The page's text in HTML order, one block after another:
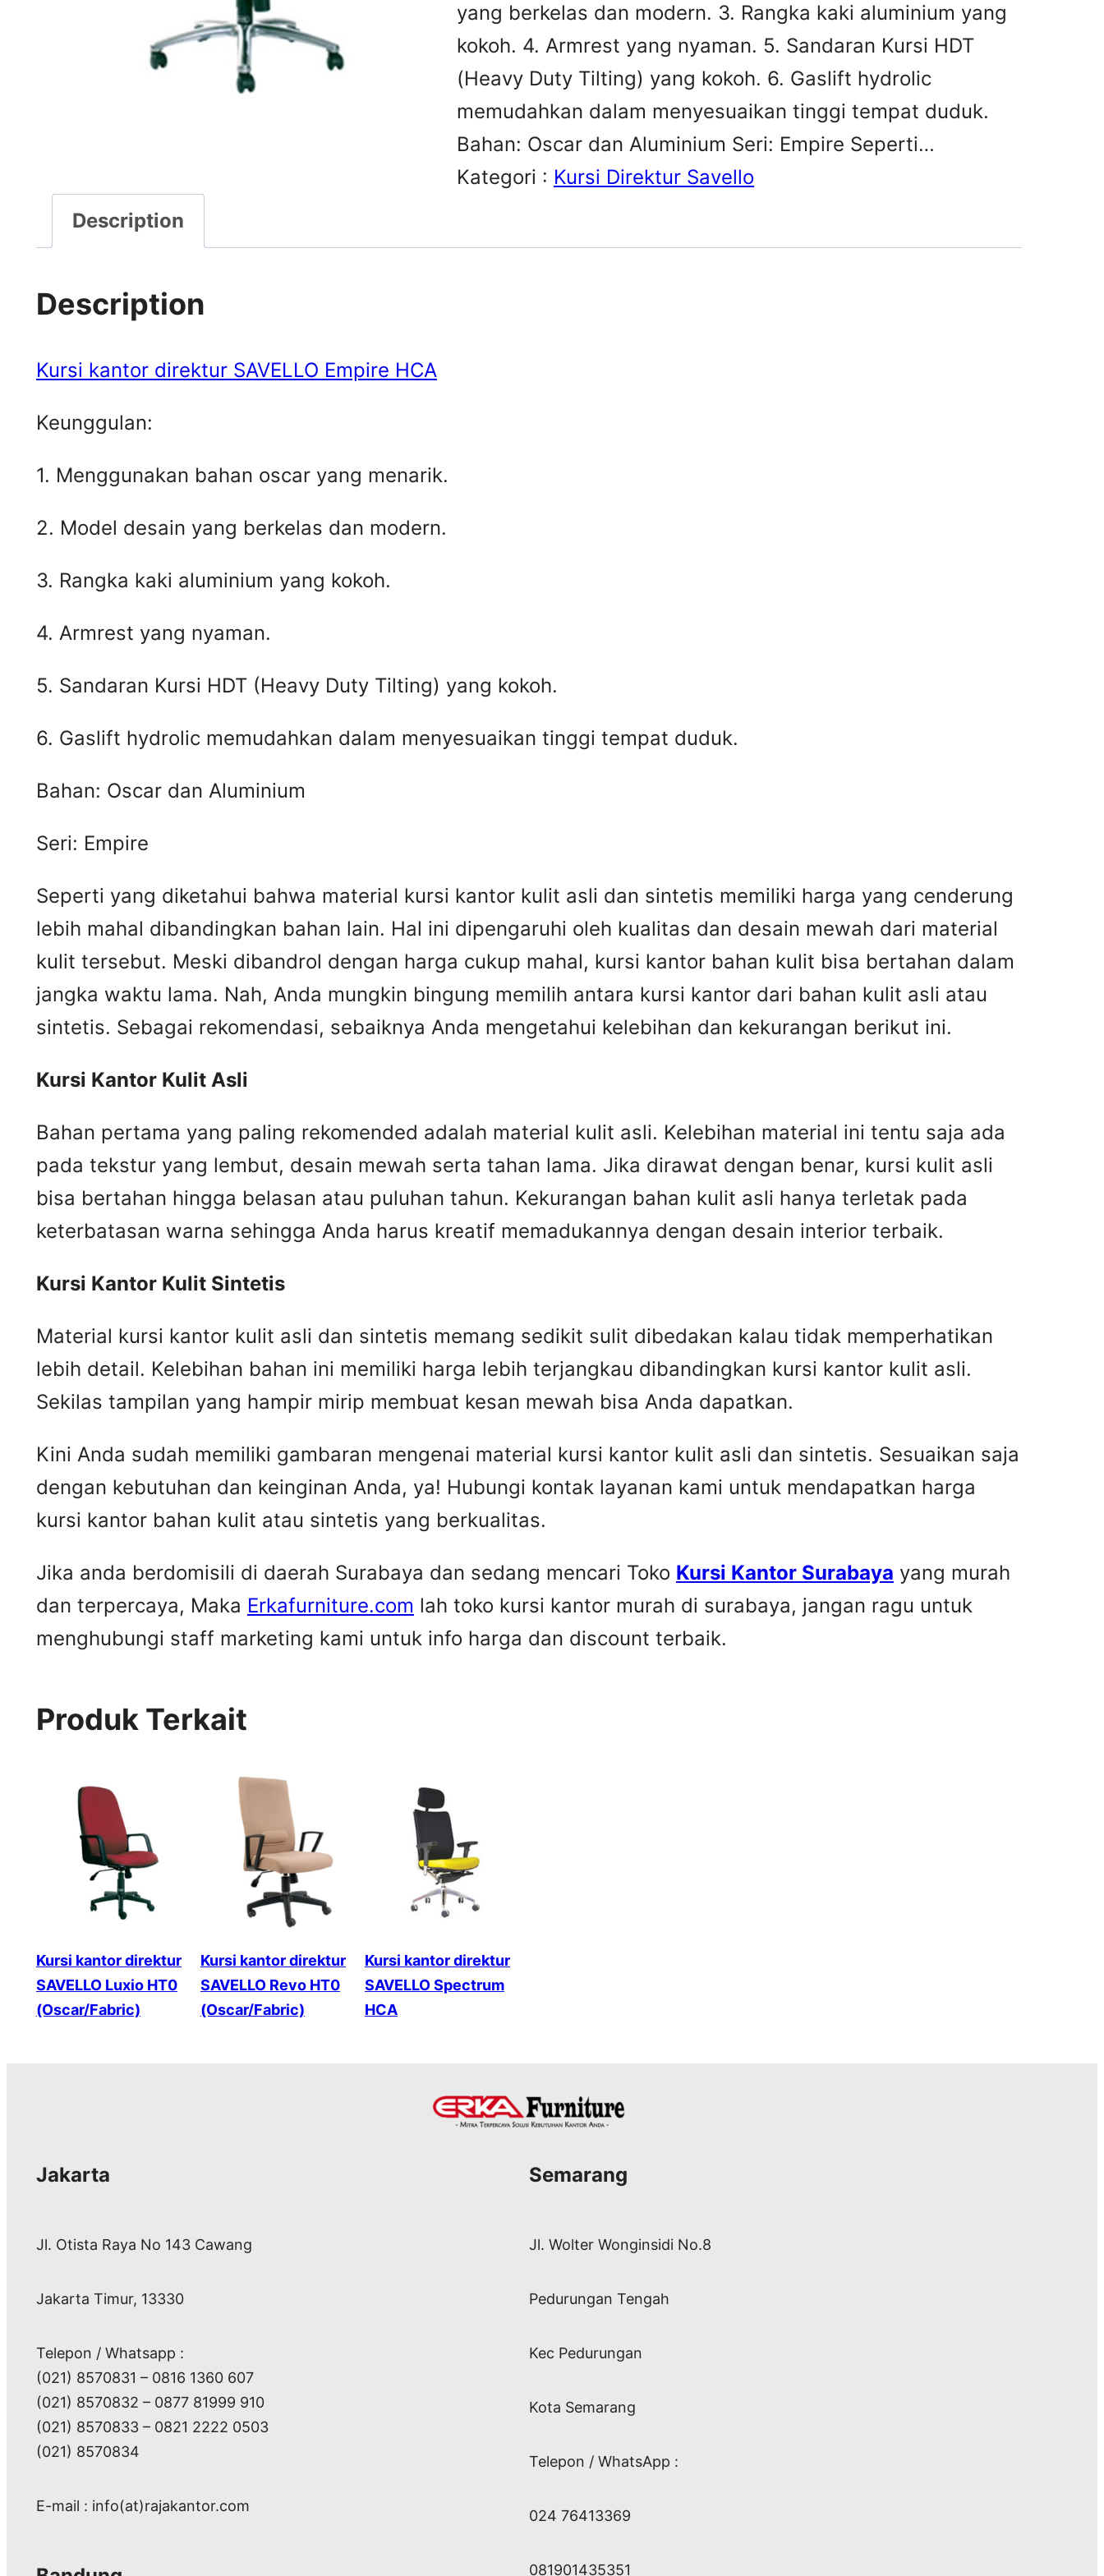
yang berkelas dan modern. 3. Rangka kaki aluminium yang
kokoh. 4. Armrest yang nyaman. 5. Sandaran Kursi HDT
(Heavy Duty Tilting) yang kokoh. 6. Gaslift hydrolic
memudahkan dalam menyesuaikan tinggi tempat duduk.
Bahan: Oscar dan Aluminium Seri: Empire Seperti…
Kategori : Kursi Direktur Savello
Description
Description
Kursi kantor direktur SAVELLO Empire HCA
Keunggulan:
1. Menggunakan bahan oscar yang menarik.
2. Model desain yang berkelas dan modern.
3. Rangka kaki aluminium yang kokoh.
4. Armrest yang nyaman.
5. Sandaran Kursi HDT (Heavy Duty Tilting) yang kokoh.
6. Gaslift hydrolic memudahkan dalam menyesuaikan tinggi tempat duduk.
Bahan: Oscar dan Aluminium
Seri: Empire
Seperti yang diketahui bahwa material kursi kantor kulit asli dan sintetis memiliki harga yang cenderung
lebih mahal dibandingkan bahan lain. Hal ini dipengaruhi oleh kualitas dan desain mewah dari material
kulit tersebut. Meski dibandrol dengan harga cukup mahal, kursi kantor bahan kulit bisa bertahan dalam
jangka waktu lama. Nah, Anda mungkin bingung memilih antara kursi kantor dari bahan kulit asli atau
sintetis. Sebagai rekomendasi, sebaiknya Anda mengetahui kelebihan dan kekurangan berikut ini.
Kursi Kantor Kulit Asli
Bahan pertama yang paling rekomended adalah material kulit asli. Kelebihan material ini tentu saja ada
pada tekstur yang lembut, desain mewah serta tahan lama. Jika dirawat dengan benar, kursi kulit asli
bisa bertahan hingga belasan atau puluhan tahun. Kekurangan bahan kulit asli hanya terletak pada
keterbatasan warna sehingga Anda harus kreatif memadukannya dengan desain interior terbaik.
Kursi Kantor Kulit Sintetis
Material kursi kantor kulit asli dan sintetis memang sedikit sulit dibedakan kalau tidak memperhatikan
lebih detail. Kelebihan bahan ini memiliki harga lebih terjangkau dibandingkan kursi kantor kulit asli.
Sekilas tampilan yang hampir mirip membuat kesan mewah bisa Anda dapatkan.
Kini Anda sudah memiliki gambaran mengenai material kursi kantor kulit asli dan sintetis. Sesuaikan saja
dengan kebutuhan dan keinginan Anda, ya! Hubungi kontak layanan kami untuk mendapatkan harga
kursi kantor bahan kulit atau sintetis yang berkualitas.
Jika anda berdomisili di daerah Surabaya dan sedang mencari Toko Kursi Kantor Surabaya yang murah
dan terpercaya, Maka Erkafurniture.com lah toko kursi kantor murah di surabaya, jangan ragu untuk
menghubungi staff marketing kami untuk info harga dan discount terbaik.
Produk Terkait
Kursi kantor direktur
SAVELLO Luxio HT0
(Oscar/Fabric)
Kursi kantor direktur
SAVELLO Revo HT0
(Oscar/Fabric)
Kursi kantor direktur
SAVELLO Spectrum
HCA
Jakarta
Jl. Otista Raya No 143 Cawang
Jakarta Timur, 13330
Telepon / Whatsapp :
(021) 8570831 – 0816 1360 607
(021) 8570832 – 0877 81999 910
(021) 8570833 – 0821 2222 0503
(021) 8570834
E-mail : info(at)rajakantor.com
Semarang
Jl. Wolter Wonginsidi No.8
Pedurungan Tengah
Kec Pedurungan
Kota Semarang
Telepon / WhatsApp :
024 76413369
081901435351